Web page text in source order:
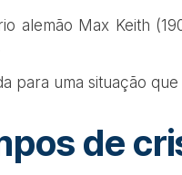
alemão Max Keith
para uma situação
de